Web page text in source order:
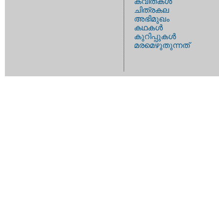
ചിത്രകല
അഭിമുഖം
കഥകള്‍
കുറിപ്പുകള്‍
മരമെഴുതുന്നത്